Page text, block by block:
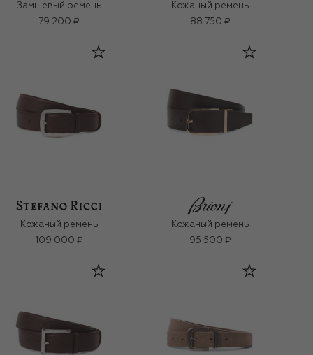
Замшевый ремень
79 200 ₽
Кожаный ремень
88 750 ₽
Кожаный ремень
109 000 ₽
Кожаный ремень
95 500 ₽